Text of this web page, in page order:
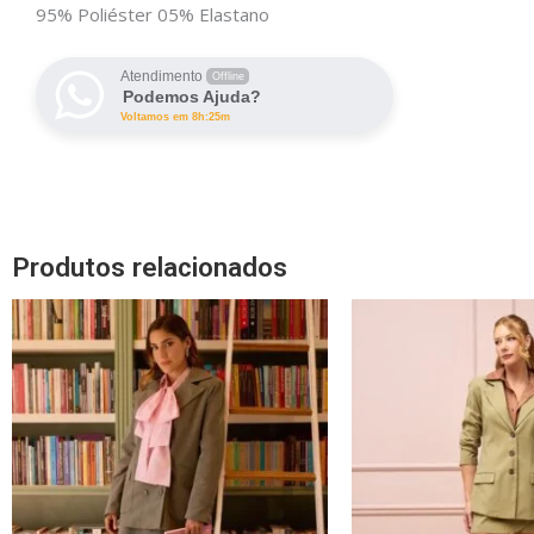
95% Poliéster 05% Elastano
Atendimento Offline
Podemos Ajuda?
Voltamos em 8h:25m
Produtos relacionados
Este
produto
tem
várias
variantes.
opções
podem